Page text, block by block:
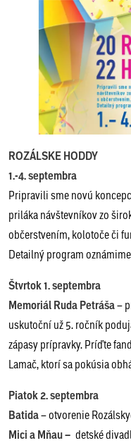
ROZÁLSKE HODDY
1.-4. septembra
Pripravili sme novú
priláka návštevníkov zo
občerstvením, kolotoče či
Detailný program
Štvrtok 1. septembra
Memoriál Ruda Petráša–
uskutoční už 5. ročník
zápasy prípravky. Príďte
Lamač, ktorí sa pokúsia
Piatok 2. septembra
Batida– otvorenie
Mici a Mňau – detské